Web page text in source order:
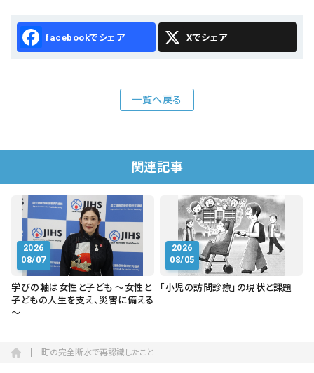
Facebook X
一覧へ戻る
関連記事
2026
08/07
学びの軸は女性と子ども ～女性と
子どもの人生を支え、災害に備える
～
2026
08/05
「小児の訪問診療」の現状と課題
町の完全断水で再認識したこと